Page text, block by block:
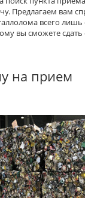
Предлагаем вам
всего
вы сможете сдать
на прием